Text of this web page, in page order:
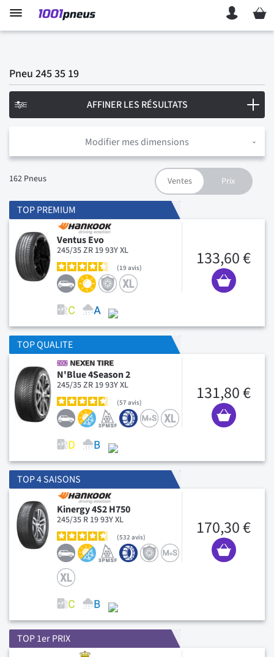
Mon
Pneu 245 35 19
Modifier mes dimensions
162 Pneus
TOP PREMIUM
Ventus Evo
245/35 ZR 19 93Y XL
19 avis 133,60 €
TOP QUALITE
N'Blue 4Season 2
245/35 ZR 19 93Y XL
57 avis 131,80 €
TOP 4 SAISONS
Kinergy 4S2 H750
245/35 R 19 93Y XL
532 avis 170,30 €
TOP 1er PRIX
AFFINER LES RÉSULTATS